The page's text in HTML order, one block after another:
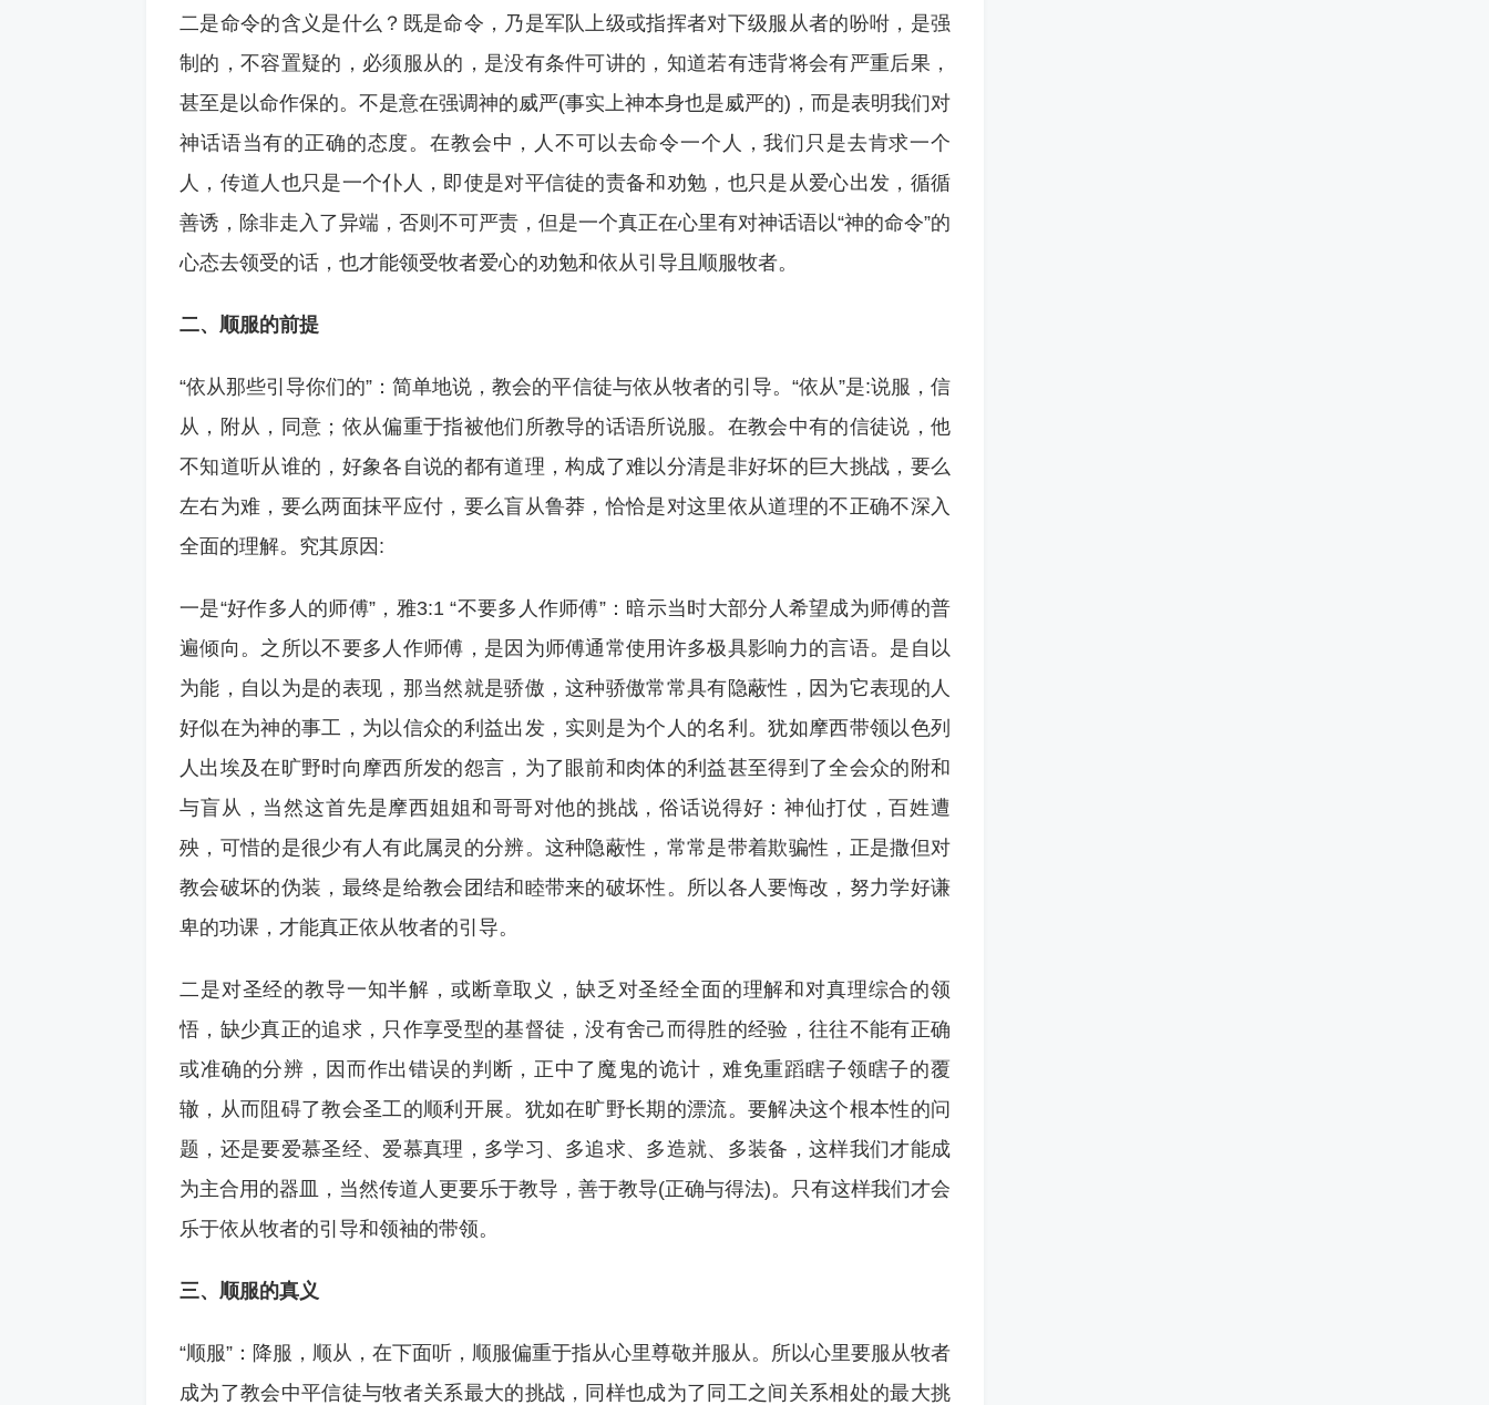
二是命令的含义是什么？既是命令，乃是军队上级或指挥者对下级服从者的吩咐，是强
制的，不容置疑的，必须服从的，是没有条件可讲的，知道若有违背将会有严重后果，
甚至是以命作保的。不是意在强调神的威严(事实上神本身也是威严的)，而是表明我们对
神话语当有的正确的态度。在教会中，人不可以去命令一个人，我们只是去肯求一个
人，传道人也只是一个仆人，即使是对平信徒的责备和劝勉，也只是从爱心出发，循循
善诱，除非走入了异端，否则不可严责，但是一个真正在心里有对神话语以“神的命令”的
心态去领受的话，也才能领受牧者爱心的劝勉和依从引导且顺服牧者。
二、顺服的前提
“依从那些引导你们的”：简单地说，教会的平信徒与依从牧者的引导。“依从”是:说服，信
从，附从，同意；依从偏重于指被他们所教导的话语所说服。在教会中有的信徒说，他
不知道听从谁的，好象各自说的都有道理，构成了难以分清是非好坏的巨大挑战，要么
左右为难，要么两面抹平应付，要么盲从鲁莽，恰恰是对这里依从道理的不正确不深入
全面的理解。究其原因:
一是“好作多人的师傅”，雅3:1 “不要多人作师傅”：暗示当时大部分人希望成为师傅的普
遍倾向。之所以不要多人作师傅，是因为师傅通常使用许多极具影响力的言语。是自以
为能，自以为是的表现，那当然就是骄傲，这种骄傲常常具有隐蔽性，因为它表现的人
好似在为神的事工，为以信众的利益出发，实则是为个人的名利。犹如摩西带领以色列
人出埃及在旷野时向摩西所发的怨言，为了眼前和肉体的利益甚至得到了全会众的附和
与盲从，当然这首先是摩西姐姐和哥哥对他的挑战，俗话说得好：神仙打仗，百姓遭
殃，可惜的是很少有人有此属灵的分辨。这种隐蔽性，常常是带着欺骗性，正是撒但对
教会破坏的伪装，最终是给教会团结和睦带来的破坏性。所以各人要悔改，努力学好谦
卑的功课，才能真正依从牧者的引导。
二是对圣经的教导一知半解，或断章取义，缺乏对圣经全面的理解和对真理综合的领
悟，缺少真正的追求，只作享受型的基督徒，没有舍己而得胜的经验，往往不能有正确
或准确的分辨，因而作出错误的判断，正中了魔鬼的诡计，难免重蹈瞎子领瞎子的覆
辙，从而阻碍了教会圣工的顺利开展。犹如在旷野长期的漂流。要解决这个根本性的问
题，还是要爱慕圣经、爱慕真理，多学习、多追求、多造就、多装备，这样我们才能成
为主合用的器皿，当然传道人更要乐于教导，善于教导(正确与得法)。只有这样我们才会
乐于依从牧者的引导和领袖的带领。
三、顺服的真义
“顺服”：降服，顺从，在下面听，顺服偏重于指从心里尊敬并服从。所以心里要服从牧者
成为了教会中平信徒与牧者关系最大的挑战，同样也成为了同工之间关系相处的最大挑